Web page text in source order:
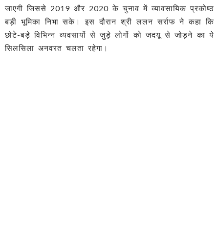
जाएगी जिससे 2019 और 2020 के चुनाव में व्यावसायिक प्रकोष्ठ
बड़ी भूमिका निभा सके। इस दौरान श्री ललन सर्राफ ने कहा कि
छोटे-बड़े विभिन्न व्यवसायों से जुड़े लोगों को जदयू से जोड़ने का ये
सिलसिला अनवरत चलता रहेगा।